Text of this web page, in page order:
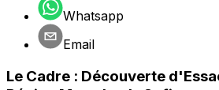
Whatsapp
Email
Le Cadre : Découverte